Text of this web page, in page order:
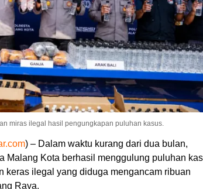
miras ilegal hasil pengungkapan puluhan kasus.
) – Dalam waktu kurang dari dua bulan,
Malang Kota berhasil menggulung puluhan
keras ilegal yang diduga mengancam ribuan
Raya.